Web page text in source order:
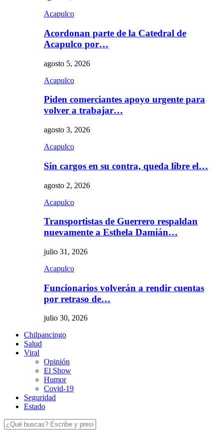
Acapulco
Acordonan parte de la Catedral de
Acapulco por…
agosto 5, 2026
Acapulco
Piden comerciantes apoyo urgente para
volver a trabajar…
agosto 3, 2026
Acapulco
Sin cargos en su contra, queda libre el…
agosto 2, 2026
Acapulco
Transportistas de Guerrero respaldan
nuevamente a Esthela Damián…
julio 31, 2026
Acapulco
Funcionarios volverán a rendir cuentas
por retraso de…
julio 30, 2026
Chilpancingo
Salud
Viral
Opinión
El Show
Humor
Covid-19
Seguridad
Estado